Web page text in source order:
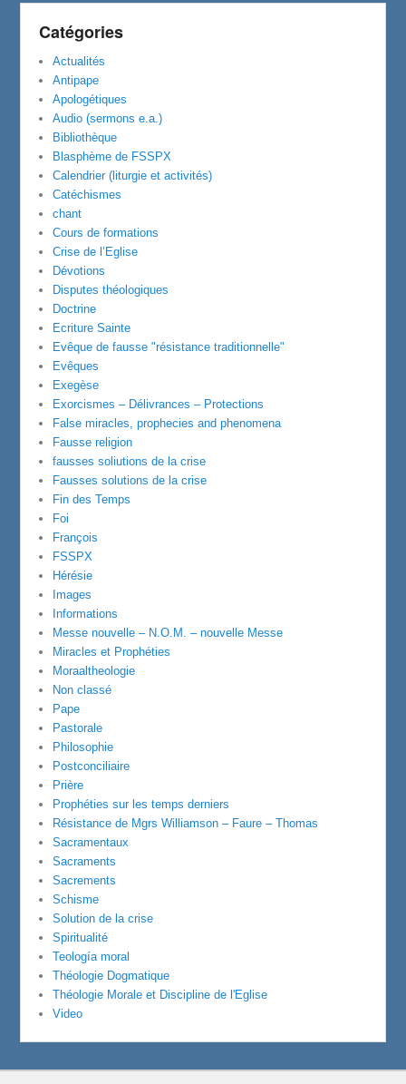
Catégories
Actualités
Antipape
Apologétiques
Audio (sermons e.a.)
Bibliothèque
Blasphème de FSSPX
Calendrier (liturgie et activités)
Catéchismes
chant
Cours de formations
Crise de l’Eglise
Dévotions
Disputes théologiques
Doctrine
Ecriture Sainte
Evêque de fausse "résistance traditionnelle"
Evêques
Exegèse
Exorcismes – Délivrances – Protections
False miracles, prophecies and phenomena
Fausse religion
fausses soliutions de la crise
Fausses solutions de la crise
Fin des Temps
Foi
François
FSSPX
Hérésie
Images
Informations
Messe nouvelle – N.O.M. – nouvelle Messe
Miracles et Prophéties
Moraaltheologie
Non classé
Pape
Pastorale
Philosophie
Postconciliaire
Prière
Prophéties sur les temps derniers
Résistance de Mgrs Williamson – Faure – Thomas
Sacramentaux
Sacraments
Sacrements
Schisme
Solution de la crise
Spiritualité
Teología moral
Théologie Dogmatique
Théologie Morale et Discipline de l'Eglise
Video